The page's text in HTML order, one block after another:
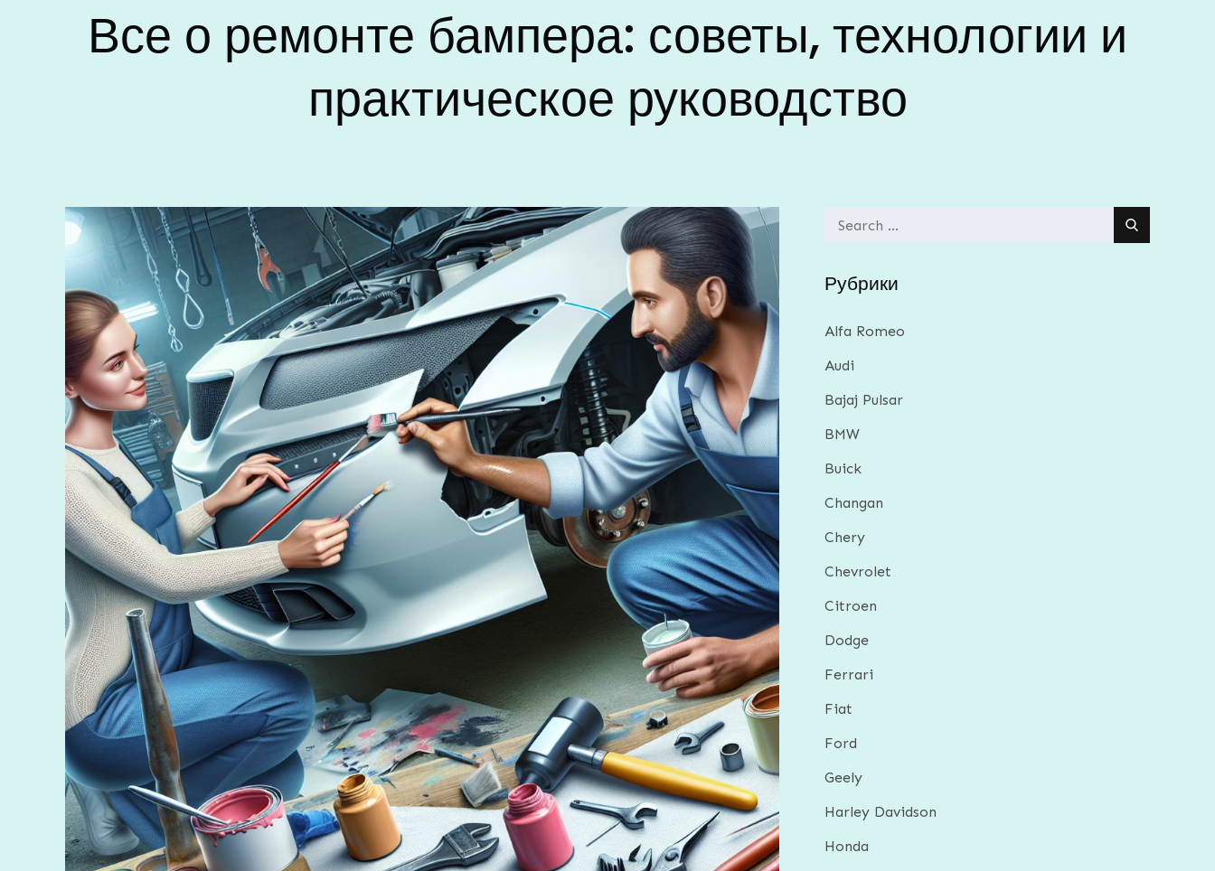
Все о ремонте бампера: советы, технологии и
практическое руководство
Search
Рубрики
Alfa Romeo
Audi
Bajaj Pulsar
BMW
Buick
Changan
Chery
Chevrolet
Citroen
Dodge
Ferrari
Fiat
Ford
Geely
Harley Davidson
Honda